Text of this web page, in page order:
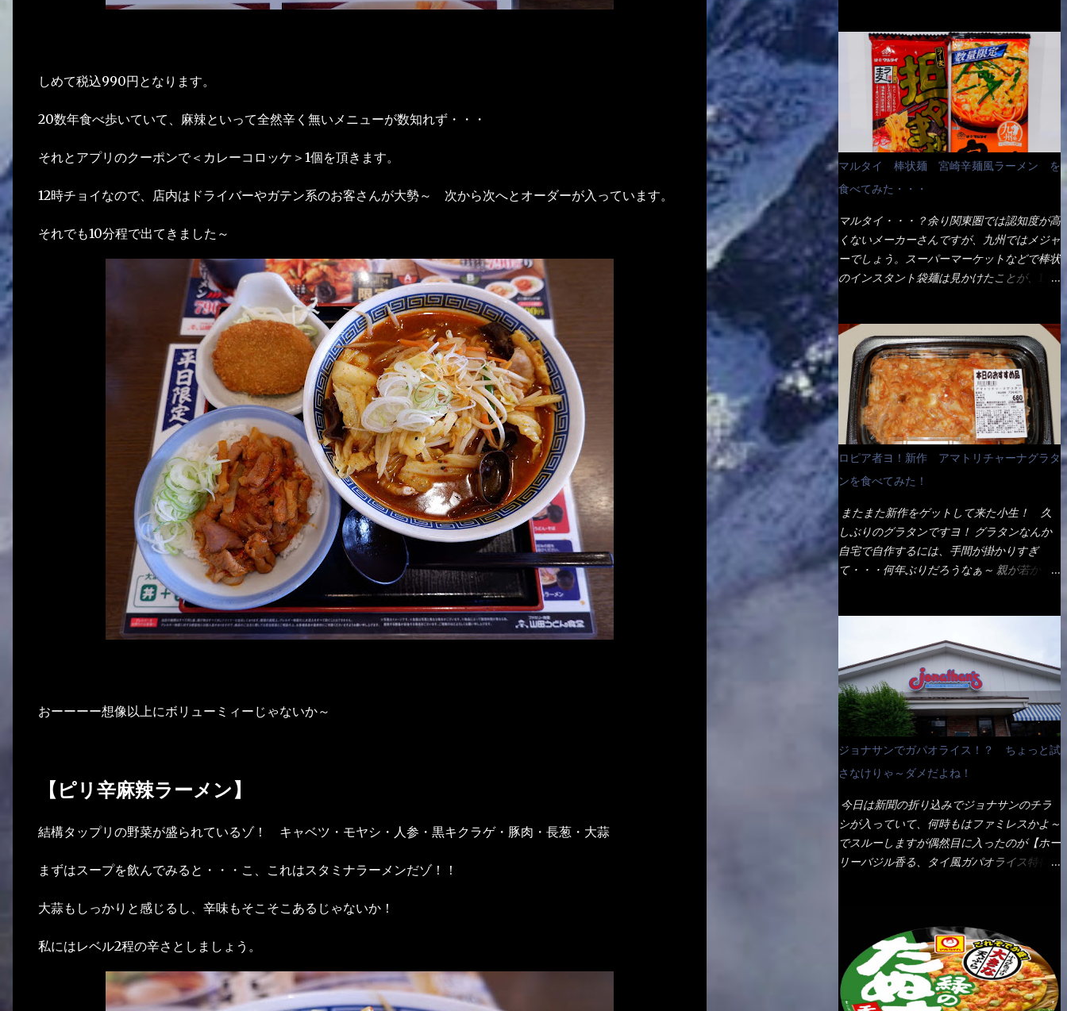
しめて税込990円となります。
20数年食べ歩いていて、麻辣といって全然辛く無いメニューが数知れず・・・
それとアプリのクーポンで＜カレーコロッケ＞1個を頂きます。
12時チョイなので、店内はドライバーやガテン系のお客さんが大勢～ 次から次へとオーダーが入っています。
それでも10分程で出てきました～
おーーーー想像以上にボリューミィーじゃないか～
【ピリ辛麻辣ラーメン】
結構タップリの野菜が盛られているゾ！ キャベツ・モヤシ・人参・黒キクラゲ・豚肉・長葱・大蒜
まずはスープを飲んでみると・・・こ、これはスタミナラーメンだゾ！！
大蒜もしっかりと感じるし、辛味もそこそこあるじゃないか！
私にはレベル2程の辛さとしましょう。
これなら茹で上がった直後のままで、食べ進
められるじゃないか！ 別皿で、葱と天かす
を満タンに用意して、山葵も2つ。 それに湯
が無い利点として、汁が薄まらない！ これ
だよ、これ！！ 湯があると、うどんと共に
汁の方へ湯までも入ってしまう。つまりラー
メンの麺にスープが絡む現象ですな。 結
局、伸びずに汁も薄らむこともなく・・最後
の方で＜だし汁＞を少し追加しました。 腹
収まったし満足達成度100％ 苦しいと云う事
も無いな！ まだ鶏天1個位は入りそうだ
ね。 と云う事で、今回＜釜揚げうどんの湯
無し＞を試したら、確...
舗に寄って違う！と云う人も居るらしい・・
そんな大手讃岐饂飩チェーン店と関係がある
のか？ 箱詰め乾麺！ このパッケージから
すれば、間違いなく贈答用目的でしょう。
そんな贈答用箱詰め饂飩・・・またもやメガ
ドンキで発見し購入！ 中身は、この様な状
態です。 乾麺の束が6束／一パックになって
おり、それが3袋入りです。 18束入りという
わけですね！900ｇの容量となり、1束／50
Amazonで1280円と云った感じです。 で私
は幾らで、メガドンキでゲットしたかって？
それは非常に言いづらい・・・色々と各方面
へ忖度して、激安だったとだけ申し上げまし
ほど茹で上げた状態です。 当家には、高齢
者がいるので少し柔らかく・・・ 茹で上が
った饂飩は、お店の饂飩に比べ＜細い＞で
す。 どちらかと云えば、稲庭饂飩的な太さ
ですね。 さてこれを、どの様に食べるか？
長葱無かったので、玉葱を刻んで八王子ラー
メン風月見つけうどん！ 冷やし釜あげうど
ん～です。 ラーメン丼に、冷水を軽く張っ
て饂飩を盛り付け、お椀に昆布出汁つゆと長
した。 良いじゃないか～...
あった！ とんかつ赤城！ 老齢の女性がメ
インで調理場を仕切、老齢の男性が脇をサポ
ートし最近は若い女性がオーダーや片付けを
担当している。 まずはこれを見て欲しい！
カウンターに置かれた＜お皿＞である。 直
ぐに気づいたでしょう！ 何かキャベツが山
じゃないか！？ ハイ、山です。 これが標
準なのです。 普通のとんかつ屋のキャベツ
と比べたら、10人前ほどあるか？ 値段的に
は、メイン（主流は1,000超）＋定食セット
350円程と値段的には、それ程では安い訳で
も無いが、客足が絶えない人気店である。
そんなメニューのなかで、リーズナブルで頂
が・・・今も変わらないと思うけど・・・
これが出てくると、カウンター中からOH～
と声が飛ぶ！ 写真は、キャベツ少なめでお
願いしています。 皿のサイズは、直径30cm
ほどあります。 そこにドカ盛のキャベツと
御飯にカレーがかかっています。 カレーは
辛く無く、食べやすいタイプです。 それじ
ゃ～カツは、ハムカツ程度の薄さだろう？と
思われるかもしれないが・・・違う！ チャ
も揚げたての熱々です。 これを難なく完食
出来なければ、漢では無い！と云っても過言
ではないだろう。 この他も、兎に角ボリュ
ーム満点で＜薄カツ＞と呼ばれるメニュー
が薄いから、2枚乗せにしたらしいけ
マルタイ 棒状麺 宮崎辛麺風ラーメン を
食べてみた・・・
マルタイ・・・？余り関東圏では認知度が高
くないメーカーさんですが、九州ではメジャ
ーでしょう。スーパーマーケットなどで棒状
のインスタント袋麺は見かけたことが、1度
になった乾麺が普通でしょう。マルタイでは
＜棒状＞なのです。 素麺や日本蕎麦などの
乾麺と一緒ですね！ そんなマルタイ棒状ラ
ーメンを、OKストアで見かけ思わず手に取
って買い物篭へ 坦々まぜそばと＜数量限定
＞宮崎辛麺風ラーメン オーッといきなり私
の胃袋をグサッと・・・・ 棒状インスタン
トラーメンのデビューが決まりました。
か・ら・め・ん・辛麺！ 宮崎辛麺はチャル
メラや日清からも出されている、辛口のラー
メンじゃん！！ 酸っぱくしたら、酸辣湯
麺？なんてね。 よし今日のサラメシは、宮
崎辛麺にしよう！ それではまず袋を開ける
ない姿・・・何だかチョッと高級感的
な・・・だって透明なトレイに並んだ棒状麺
なんて見慣れないからねぇ～（コストがかか
る） 袋の裏側を見ると、韮とか卵の用意を
勧めている。 それなばらと冷蔵庫にあっ
た、黒豆モヤシ・韮・生卵を用意しました。
まず鍋1で湯を沸かし、麺を茹でる！ 小鍋
で別に湯を沸かし卵を溶きながら投入～ 次
にモヤシを入れて、粉末スープを投入！！
上がったら、丼へ入れてから小鍋のスープを
丼の中へ 最後に小鍋の具を上にかけ、韮の
葉の部分をドサッと乗せて調味油を入れて完
成です。 どうでしょう？ 見た目 Goodデ
イ・ノンスチーム製法で仕上げた、生めんに
近い風味のストレートめんです。 豚の旨味
に数種類の唐辛子、ニンニクを加えた辛さと
コクが凝縮された醤油ベースのスープです。
調味油に赤ラー油とごま油を使用することに
ロピア者ヨ！新作 アマトリチャーナグラタ
ンを食べてみた！
またまた新作をゲットして来た小生！ 久
しぶりのグラタンですヨ！ グラタンなんか
自宅で自作するには、手間が掛かりすぎ
て・・・何年ぶりだろうなぁ～ 親が若かり
らしいですよ！ 何処からの情報？ ウィキ
ペディアから・・・そうだろうな～笑 電子
レンジで弱めのワット（小生は500Wで3分
程度）温めてテーブルへ これ店舗の調理場
で、製造しているけど考えるに大き目のオー
ブン皿で焼いて、大凡の目安で小分けにして
いるようで、パックをよーく見たら表面のチ
ーズの乗り具合に結構な差が出ていた・・・
チーズに焦げ目が付いているのを、しっかり
確認し買うことをオススメします。（取り分
け量にも若干有り差がでてるだろう） 早速
タバスコを振りかけて食べてみると・・・結
使ってみたら、これが凄くうまくすくえるん
だよねぇ～（このスプーン当たりだね） 今
回新作のグラタンを頂きましたが、まずまず
の美味しさとダイソーのカレースプーンの。
すくい上げ力の良さを再度認識できました。
ジョナサンでガパオライス！？ ちょっと試
さなけりゃ～ダメだよね！
今日は新聞の折り込みでジョナサンのチラ
シが入っていて、何時もはファミレスかよ～
でスルーしますが偶然目に入ったのが【ホー
リーバジル香る、タイ風ガパオライス特得ク
て・・・今日じゃん！！ そこで近くのお店
へ・・・・ モーニング以外の通常メニュー
は、10:30以降に提供されるので10:40頃に店
内へ 私は基本的、どの店に行っても同じメ